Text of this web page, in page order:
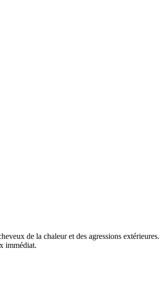
de la chaleur et des agressions extérieures.
immédiat.